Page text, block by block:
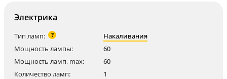
Электрика
Тип ламп: ?
Накаливания
Мощность лампы:
60
Мощность ламп, max:
60
Количество ламп:
1